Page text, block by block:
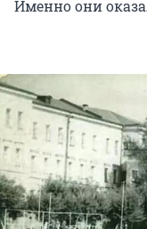
Именно они